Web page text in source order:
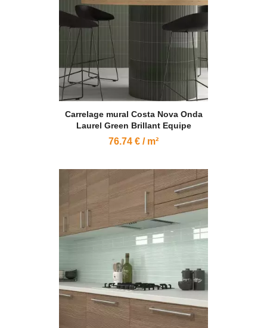
Carrelage mural Costa Nova Onda
Laurel Green Brillant Equipe
76.74 € / m²